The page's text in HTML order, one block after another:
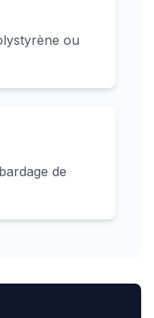
ou
de